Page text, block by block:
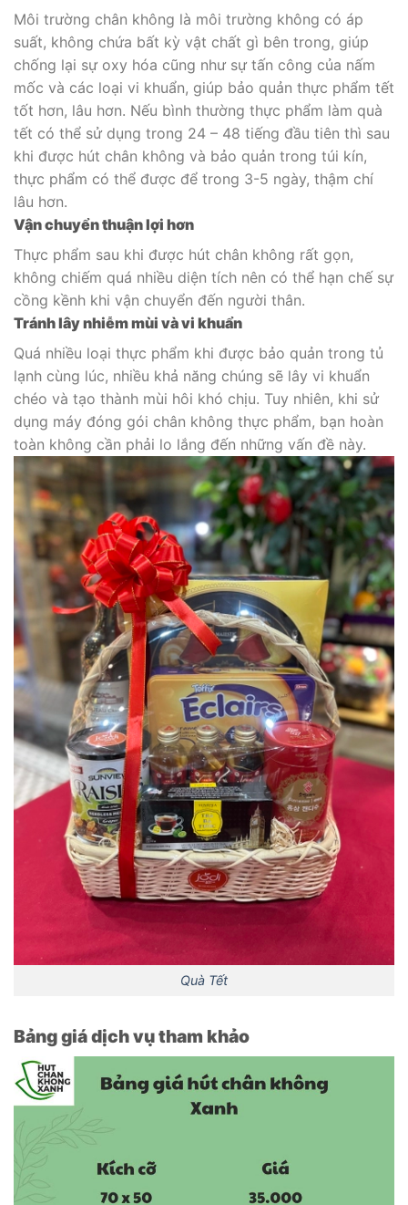
Môi trường chân không là môi trường không có áp
suất, không chứa bất kỳ vật chất gì bên trong, giúp
chống lại sự oxy hóa cũng như sự tấn công của nấm
mốc và các loại vi khuẩn, giúp bảo quản thực phẩm tết
tốt hơn, lâu hơn. Nếu bình thường thực phẩm làm quà
tết có thể sử dụng trong 24 – 48 tiếng đầu tiên thì sau
khi được hút chân không và bảo quản trong túi kín,
thực phẩm có thể được để trong 3-5 ngày, thậm chí
lâu hơn.
Vận chuyển thuận lợi hơn
Thực phẩm sau khi được hút chân không rất gọn,
không chiếm quá nhiều diện tích nên có thể hạn chế sự
cồng kềnh khi vận chuyển đến người thân.
Tránh lây nhiễm mùi và vi khuẩn
Quá nhiều loại thực phẩm khi được bảo quản trong tủ
lạnh cùng lúc, nhiều khả năng chúng sẽ lây vi khuẩn
chéo và tạo thành mùi hôi khó chịu. Tuy nhiên, khi sử
dụng máy đóng gói chân không thực phẩm, bạn hoàn
toàn không cần phải lo lắng đến những vấn đề này.
Quà Tết
Bảng giá dịch vụ tham khảo